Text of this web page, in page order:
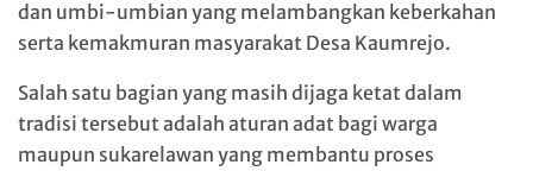
dan umbi-umbian yang melambangkan keberkahan
serta kemakmuran masyarakat Desa Kaumrejo.
Salah satu bagian yang masih dijaga ketat dalam
tradisi tersebut adalah aturan adat bagi warga
maupun sukarelawan yang membantu proses